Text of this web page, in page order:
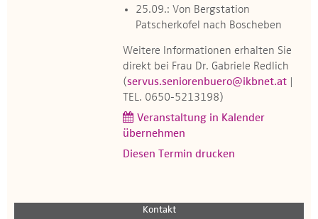
25.09.: Von Bergstation
Patscherkofel nach Boscheben
Weitere Informationen erhalten Sie
direkt bei Frau Dr. Gabriele Redlich
(servus.seniorenbuero@ikbnet.at
TEL. 0650-5213198)
Veranstaltung in Kalender
übernehmen
Diesen Termin drucken
Kontakt